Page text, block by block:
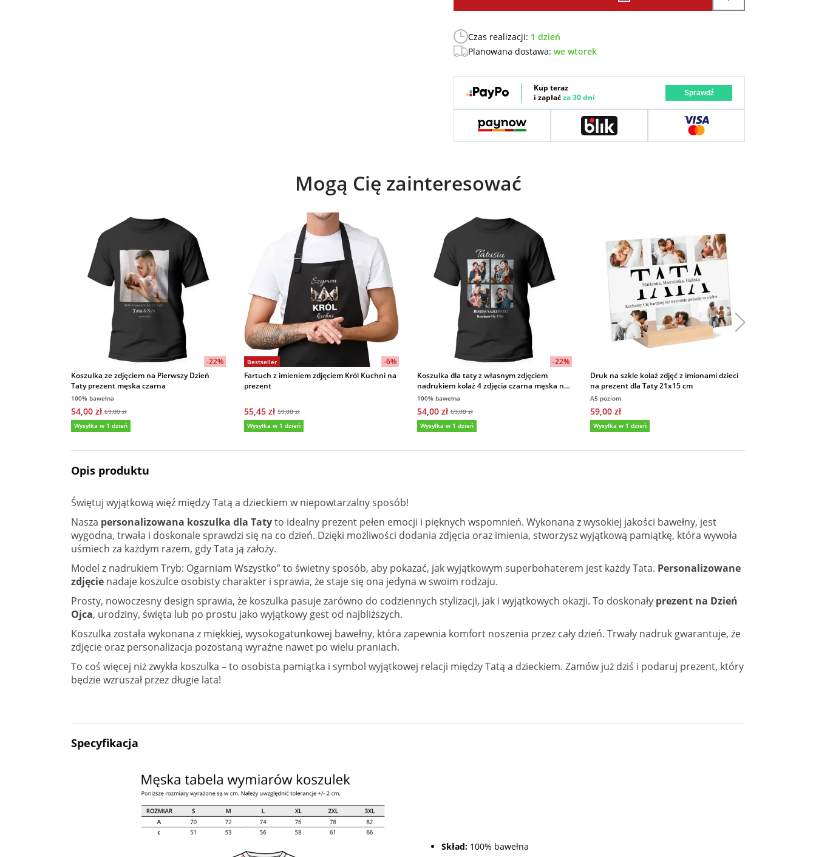
Czas realizacji: 1 dzień
Planowana dostawa: we wtorek
Kup teraz
i zapłaćza 30 dni Sprawdź
Mogą Cię zainteresować
-22%
Koszulka ze zdjęciem na Pierwszy Dzień
Taty prezent męska czarna
100% bawełna
54,00 zł 69,00 zł
Wysyłka w 1 dzień
Bestseller
-6%
Fartuch z imieniem zdjęciem Król Kuchni na
prezent
55,45 zł 59,00 zł
Wysyłka w 1 dzień
-22%
Koszulka dla taty z własnym zdjęciem
nadrukiem kolaż 4 zdjęcia czarna męska na
Dzień Ojca
100% bawełna
54,00 zł 69,00 zł
Wysyłka w 1 dzień
Druk na szkle kolaż zdjęć z imionami dzieci
na prezent dla Taty 21x15 cm
A5 poziom
59,00 zł
Wysyłka w 1 dzień
Opis produktu
Świętuj wyjątkową więź między Tatą a dzieckiem w niepowtarzalny sposób!
Nasza personalizowana koszulka dla Tatyto idealny prezent pełen emocji i pięknych wspomnień. Wykonana z wysokiej jakości bawełny, jest
wygodna, trwała i doskonale sprawdzi się na co dzień. Dzięki możliwości dodania zdjęcia oraz imienia, stworzysz wyjątkową pamiątkę, która wywoła
uśmiech za każdym razem, gdy Tata ją założy.
Model z nadrukiem Tryb: Ogarniam Wszystko” to świetny sposób, aby pokazać, jak wyjątkowym superbohaterem jest każdy Tata. Personalizowane
zdjęcie nadaje koszulce osobisty charakter i sprawia, że staje się ona jedyna w swoim rodzaju.
Prosty, nowoczesny design sprawia, że koszulka pasuje zarówno do codziennych stylizacji, jak i wyjątkowych okazji. To doskonały prezent na Dzień
Ojca, urodziny, święta lub po prostu jako wyjątkowy gest od najbliższych.
Koszulka została wykonana z miękkiej, wysokogatunkowej bawełny, która zapewnia komfort noszenia przez cały dzień. Trwały nadruk gwarantuje, że
zdjęcie oraz personalizacja pozostaną wyraźne nawet po wielu praniach.
To coś więcej niż zwykła koszulka – to osobista pamiątka i symbol wyjątkowej relacji między Tatą a dzieckiem. Zamów już dziś i podaruj prezent, który
będzie wzruszał przez długie lata!
Specyfikacja
Skład: 100% bawełna